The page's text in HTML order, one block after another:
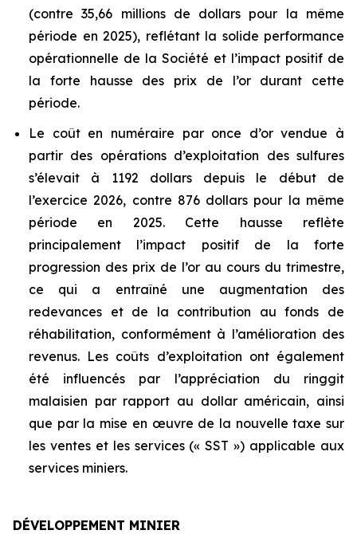
(contre 35,66 millions de dollars pour la même
période en 2025), reflétant la solide performance
opérationnelle de la Société et l’impact positif de
la forte hausse des prix de l’or durant cette
période.
Le coût en numéraire par once d’or vendue à
partir des opérations d’exploitation des sulfures
s’élevait à 1192 dollars depuis le début de
l’exercice 2026, contre 876 dollars pour la même
période en 2025. Cette hausse reflète
principalement l’impact positif de la forte
progression des prix de l’or au cours du trimestre,
ce qui a entraîné une augmentation des
redevances et de la contribution au fonds de
réhabilitation, conformément à l’amélioration des
revenus. Les coûts d’exploitation ont également
été influencés par l’appréciation du ringgit
malaisien par rapport au dollar américain, ainsi
que par la mise en œuvre de la nouvelle taxe sur
les ventes et les services (« SST ») applicable aux
services miniers.
DÉVELOPPEMENT MINIER